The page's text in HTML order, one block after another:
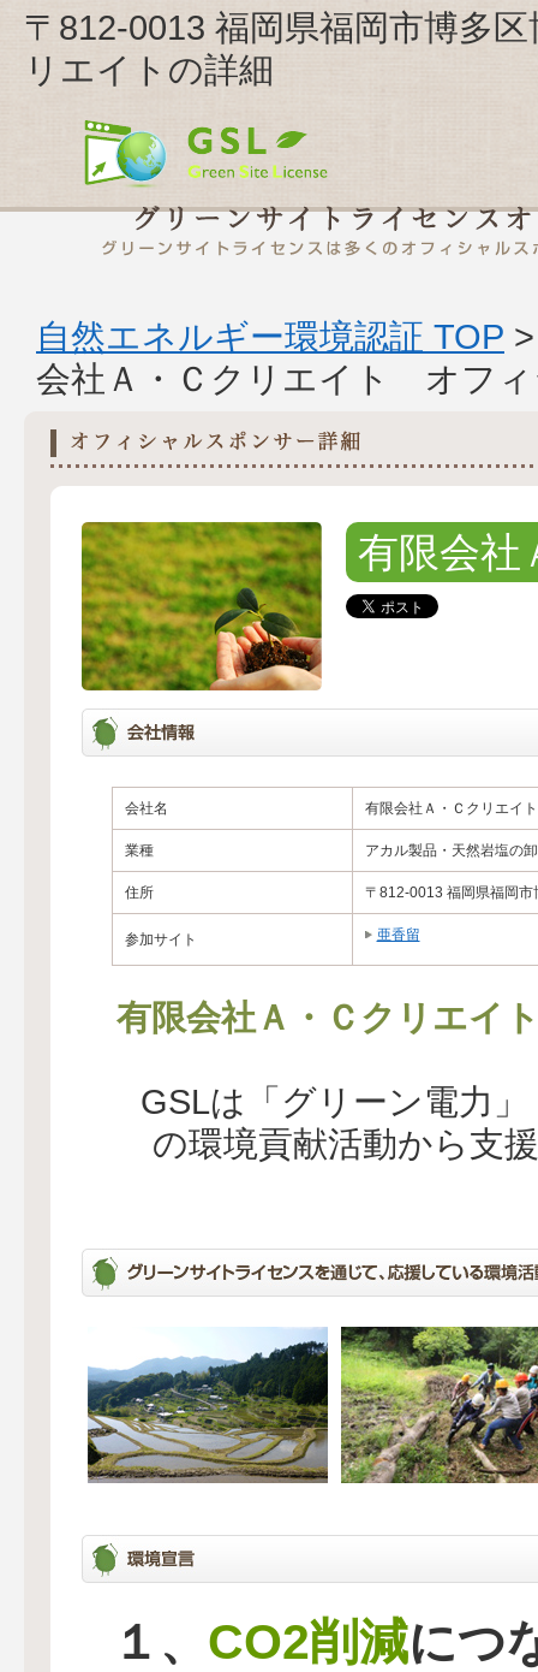
〒812-0013 福岡県福岡市博多
リエイトの詳細
自然エネルギー環境認証 TOP
会社Ａ・Ｃクリエイト オフ
有限会社
会社名 有限会社Ａ・Ｃクリエイト
業種 アカル製品・天然岩塩の
住所 〒812-0013 福岡県福岡
参加サイト 亜香留
有限会社Ａ・Ｃクリエイ
GSLは「グリーン電力
の環境貢献活動から支
１、 CO2削減につ